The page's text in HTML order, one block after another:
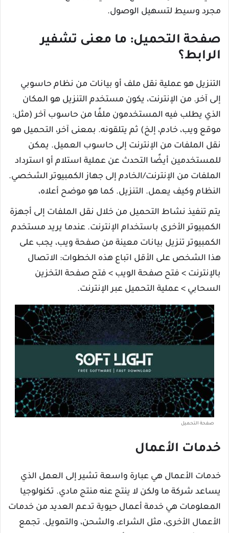
مجرد وسيط لتسهيل الوصول.
صفحة التحميل: ما معنى تشفير
الرابط؟
التنزيل هو عملية نقل ملف أو بيانات من نظام حاسوبي
إلى آخر. من الإنترنت، يكون مستخدم التنزيل هو المكان
الذي يطلب فيه المستخدمون ملفًا من حاسوب آخر (مثل:
موقع ويب، خادم، إلخ) ثم يتلقونه. بمعنى آخر، التحميل هو
نقل الملفات من الإنترنت إلى حاسوب العميل. يمكن
للمستخدمين أيضًا التحدث عن عملية استلام أو استرداد
الملفات من الإنترنت/الخادم إلى جهاز الكمبيوتر الشخصي.
النظام وكيف يعمل. التنزيل. كما هو موضح أعلاه،
يتم تنفيذ نشاط التحميل من خلال نقل الملفات إلى أجهزة
الكمبيوتر الأخرى باستخدام الإنترنت. عندما يريد مستخدم
الكمبيوتر تنزيل بيانات معينة من صفحة ويب، يجب على
هذا الشخص على الأقل اتباع هذه الخطوات: الاتصال
بالإنترنت > فتح صفحة الويب > فتح صفحة التخزين
السحابي > عملية التحميل عبر الإنترنت.
صفحة التحميل
خدمات الأعمال
خدمات الأعمال هي عبارة واسعة تشير إلى العمل الذي
يساعد شركة ما ولكن لا ينتج عنه منتج مادي. تكنولوجيا
المعلومات هي خدمة أعمال حيوية تدعم العديد من خدمات
الأعمال الأخرى، مثل الشراء، والشحن، والتمويل. تجمع